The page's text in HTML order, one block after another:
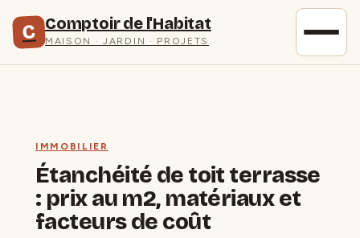
C Comptoir de l'Habitat
MAISON · JARDIN · PROJETS
IMMOBILIER
Étanchéité de toit terrasse
: prix au m2, matériaux et
facteurs de coût